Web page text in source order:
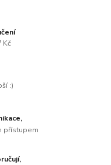
Kč
:)
přístupem